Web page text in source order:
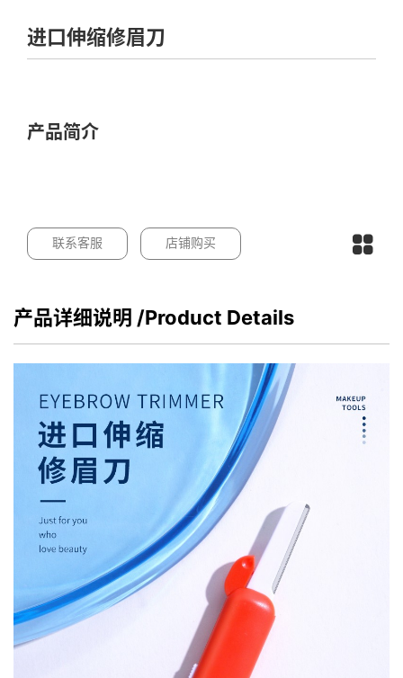
进口伸缩修眉刀
产品简介
联系客服 店铺购买
产品详细说明 /Product Details